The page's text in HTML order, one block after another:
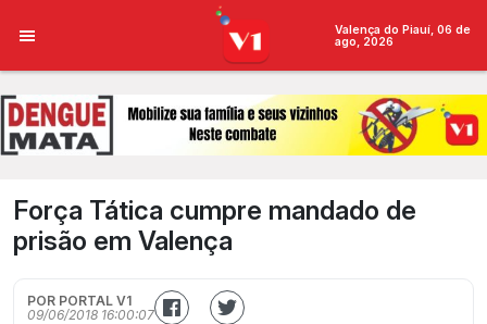
Valença do Piauí, 06 de
ago, 2026
Força Tática cumpre mandado de
prisão em Valença
POR PORTAL V1
09/06/2018 16:00:07